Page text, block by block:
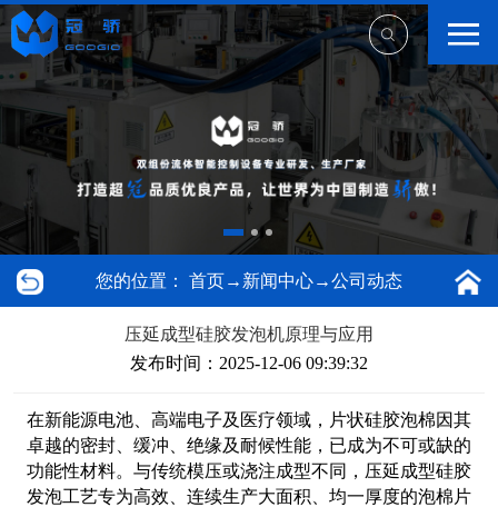
您的位置： 首页→ 新闻中心→公司动态
压延成型硅胶发泡机原理与应用
发布时间：2025-12-06 09:39:32
在新能源电池、高端电子及医疗领域，片状硅胶泡棉因其
卓越的密封、缓冲、绝缘及耐候性能，已成为不可或缺的
功能性材料。与传统模压或浇注成型不同，压延成型硅胶
发泡工艺专为高效、连续生产大面积、均一厚度的泡棉片